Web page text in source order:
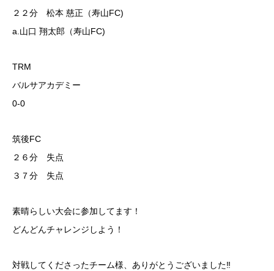
２２分 松本 慈正（寿山FC)
a.山口 翔太郎（寿山FC)
TRM
バルサアカデミー
0-0
筑後FC
２６分 失点
３７分 失点
素晴らしい大会に参加してます！
どんどんチャレンジしよう！
対戦してくださったチーム様、ありがとうございました‼️